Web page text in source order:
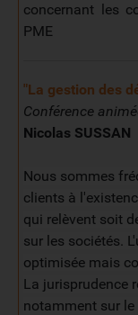
concernant les
PME
"La gestion des
Conférence
Nicolas SUSSAN
Nous sommes
clients à
qui relèvent soit
sur les sociétés.
optimisée mais
La jurisprudence
notamment sur